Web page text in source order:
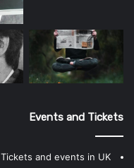
Events and Tickets
Tickets and events in UK